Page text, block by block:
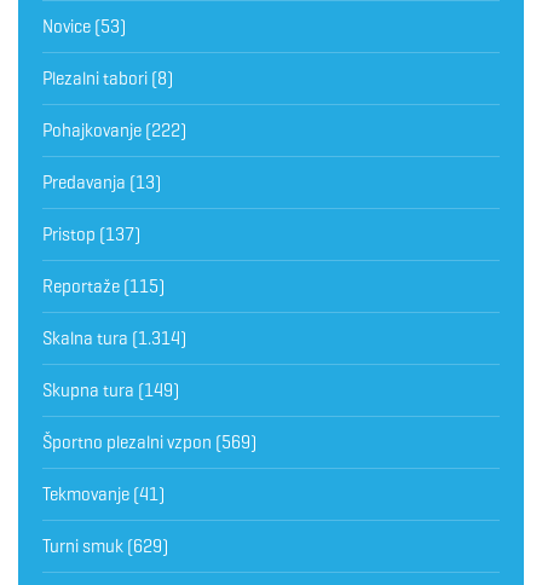
Novice (53)
Plezalni tabori (8)
Pohajkovanje (222)
Predavanja (13)
Pristop (137)
Reportaže (115)
Skalna tura (1.314)
Skupna tura (149)
Športno plezalni vzpon (569)
Tekmovanje (41)
Turni smuk (629)